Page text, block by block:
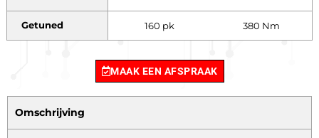
Getuned 160 pk 380 Nm
MAAK EEN AFSPRAAK
Omschrijving